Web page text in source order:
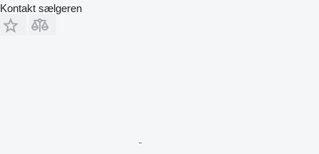
Kontakt sælgeren